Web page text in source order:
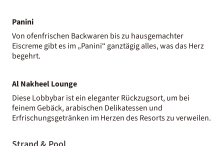
Panini
Von ofenfrischen Backwaren bis zu hausgemachter
Eiscreme gibt es im „Panini“ ganztägig alles, was das Herz
begehrt.
Al Nakheel Lounge
Diese Lobbybar ist ein eleganter Rückzugsort, um bei
feinem Gebäck, arabischen Delikatessen und
Erfrischungsgetränken im Herzen des Resorts zu verweilen.